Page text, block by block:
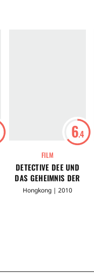
6.4
FILM
DETECTIVE DEE UND
DAS GEHEIMNIS DER
PHANTOMFLAMMEN
Hongkong | 2010